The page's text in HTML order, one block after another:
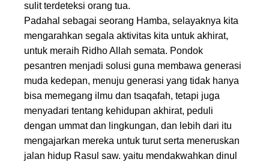
sulit terdeteksi orang tua.
Padahal sebagai seorang Hamba, selayaknya kita
mengarahkan segala aktivitas kita untuk akhirat,
untuk meraih Ridho Allah semata. Pondok
pesantren menjadi solusi guna membawa generasi
muda kedepan, menuju generasi yang tidak hanya
bisa memegang ilmu dan tsaqafah, tetapi juga
menyadari tentang kehidupan akhirat, peduli
dengan ummat dan lingkungan, dan lebih dari itu
mengajarkan mereka untuk turut serta meneruskan
jalan hidup Rasul saw. yaitu mendakwahkan dinul